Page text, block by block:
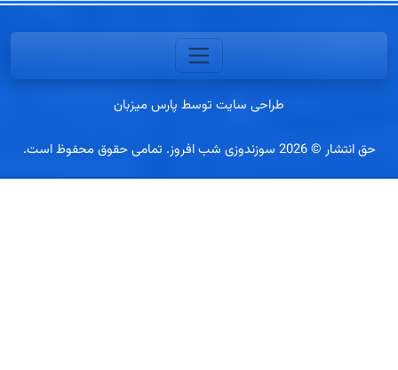
طراحی سایت توسط پارس میزبان
سوزندوزی شب افروز. تمامی حقوق محفوظ است.